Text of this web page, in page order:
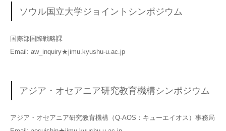
ソウル国立大学ジョイントシンポジウム
国際部国際戦略課
Email: aw_inquiry★jimu.kyushu-u.ac.jp
アジア・オセアニア研究教育機構シンポジウム
アジア・オセアニア研究教育機構（Q-AOS：キューエイオス）事務局